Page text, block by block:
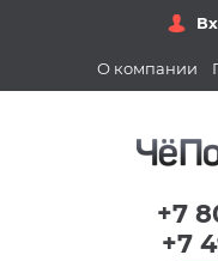
О компании
+7
+7